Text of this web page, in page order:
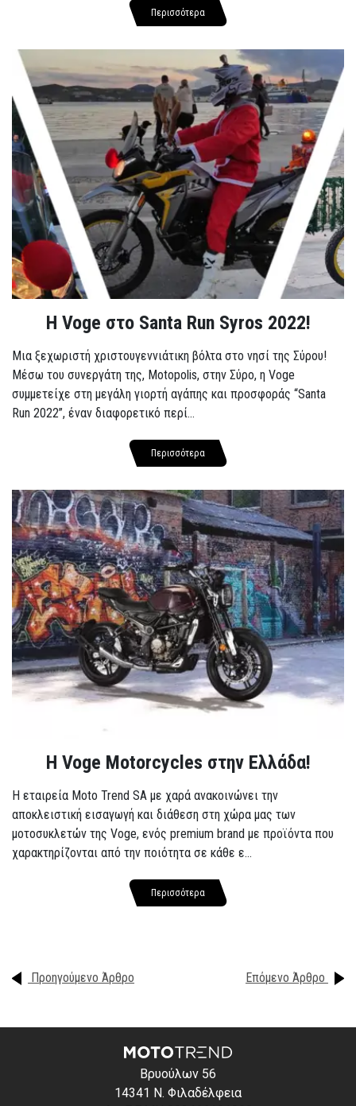
Περισσότερα
Η Voge στο Santa Run Syros 2022!
Μια ξεχωριστή χριστουγεννιάτικη βόλτα στο νησί της Σύρου!
Μέσω του συνεργάτη της, Motopolis, στην Σύρο, η Voge
συμμετείχε στη μεγάλη γιορτή αγάπης και προσφοράς “Santa
Run 2022”, έναν διαφορετικό περί...
Περισσότερα
H Voge Motorcycles στην Ελλάδα!
Η εταιρεία Moto Trend SA με χαρά ανακοινώνει την
αποκλειστική εισαγωγή και διάθεση στη χώρα μας των
μοτοσυκλετών της Voge, ενός premium brand με προϊόντα που
χαρακτηρίζονται από την ποιότητα σε κάθε ε...
Περισσότερα
Προηγούμενο Άρθρο Επόμενο Άρθρο
Βρυούλων 56
14341 Ν. Φιλαδέλφεια